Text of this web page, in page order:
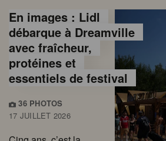
En images : Lidl
débarque à Dreamville
avec fraîcheur,
protéines et
essentiels de festival
36 PHOTOS
17 JUILLET 2026